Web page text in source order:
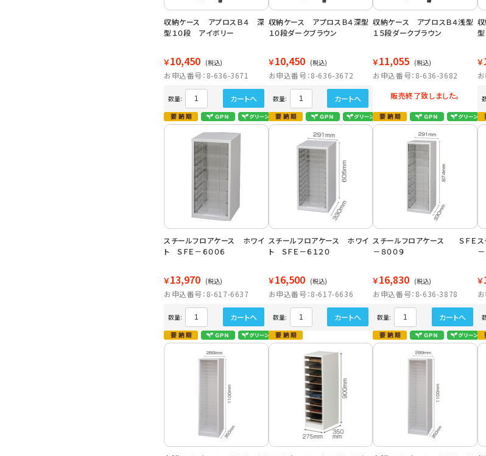
収納ケース アプロスＢ４ 深
型１０段 アイボリー
￥10,450 (税込)
お申込番号：8-636-3671
数量: カートへ
収納ケース アプロスＢ４深型
１０段ダークブラウン
￥10,450 (税込)
お申込番号：8-636-3672
数量: カートへ
収納ケース アプロスＢ４浅型
１５段ダークブラウン
￥11,055 (税込)
お申込番号：8-636-3682
販売終了致しました。
￥
スチールフロアケース ホワイ
ト ＳＦＥ－６００６
￥13,970 (税込)
お申込番号：8-617-6637
数量: カートへ
スチールフロアケース ホワイ
ト ＳＦＥ－６１２０
￥16,500 (税込)
お申込番号：8-617-6636
数量: カートへ
スチールフロアケース ＳＦＥ
－８００９
￥16,830 (税込)
お申込番号：8-636-3878
数量: カートへ
￥